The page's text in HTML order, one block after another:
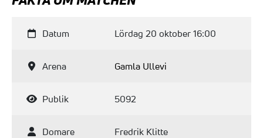
Datum Lördag 20 oktober 16:00
Arena Gamla Ullevi
Publik 5092
Domare Fredrik Klitte